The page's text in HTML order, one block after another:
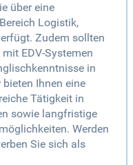
über eine
Logistik,
Zudem sollten
EDV-Systemen
in
Ihnen eine
Tätigkeit in
sowie langfristige
Werden
Sie sich als